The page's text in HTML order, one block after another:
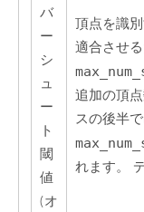
バ
ー
シ
ュ
ー
ト
閾
値
(オ
頂点を識
適合させ
追加の頂
スの後半
れます。